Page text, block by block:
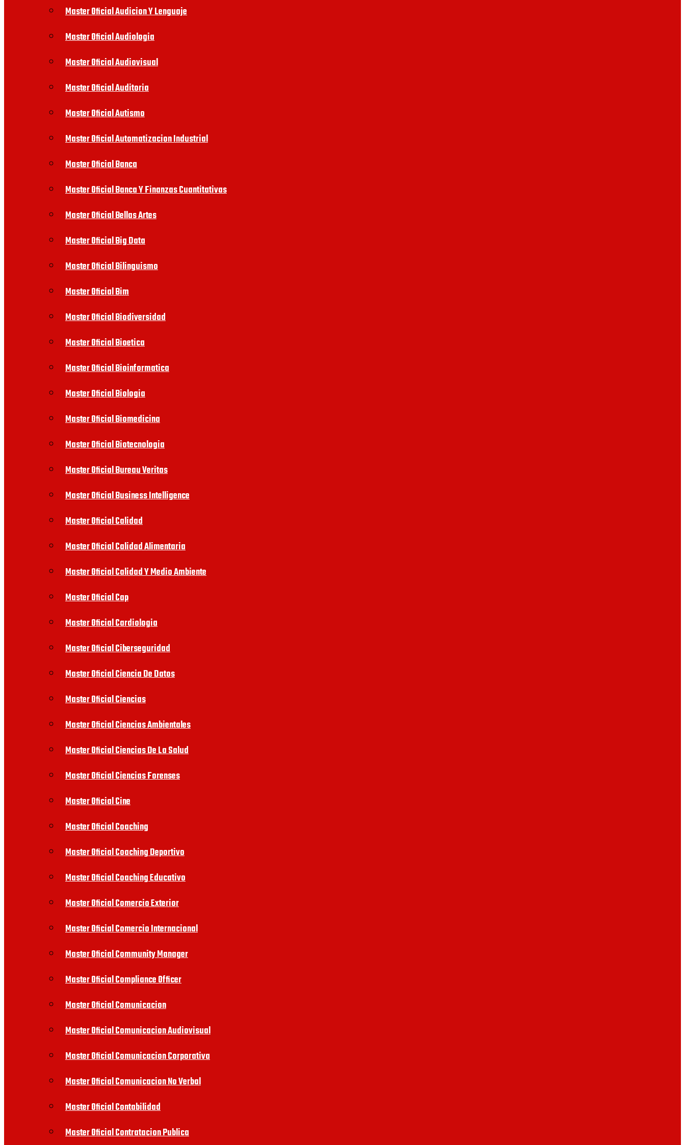
Master Oficial Audicion Y Lenguaje
Master Oficial Audiologia
Master Oficial Audiovisual
Master Oficial Auditoria
Master Oficial Autismo
Master Oficial Automatizacion Industrial
Master Oficial Banca
Master Oficial Banca Y Finanzas Cuantitativas
Master Oficial Bellas Artes
Master Oficial Big Data
Master Oficial Bilinguismo
Master Oficial Bim
Master Oficial Biodiversidad
Master Oficial Bioetica
Master Oficial Bioinformatica
Master Oficial Biologia
Master Oficial Biomedicina
Master Oficial Biotecnologia
Master Oficial Bureau Veritas
Master Oficial Business Intelligence
Master Oficial Calidad
Master Oficial Calidad Alimentaria
Master Oficial Calidad Y Medio Ambiente
Master Oficial Cap
Master Oficial Cardiologia
Master Oficial Ciberseguridad
Master Oficial Ciencia De Datos
Master Oficial Ciencias
Master Oficial Ciencias Ambientales
Master Oficial Ciencias De La Salud
Master Oficial Ciencias Forenses
Master Oficial Cine
Master Oficial Coaching
Master Oficial Coaching Deportivo
Master Oficial Coaching Educativo
Master Oficial Comercio Exterior
Master Oficial Comercio Internacional
Master Oficial Community Manager
Master Oficial Compliance Officer
Master Oficial Comunicacion
Master Oficial Comunicacion Audiovisual
Master Oficial Comunicacion Corporativa
Master Oficial Comunicacion No Verbal
Master Oficial Contabilidad
Master Oficial Contratacion Publica